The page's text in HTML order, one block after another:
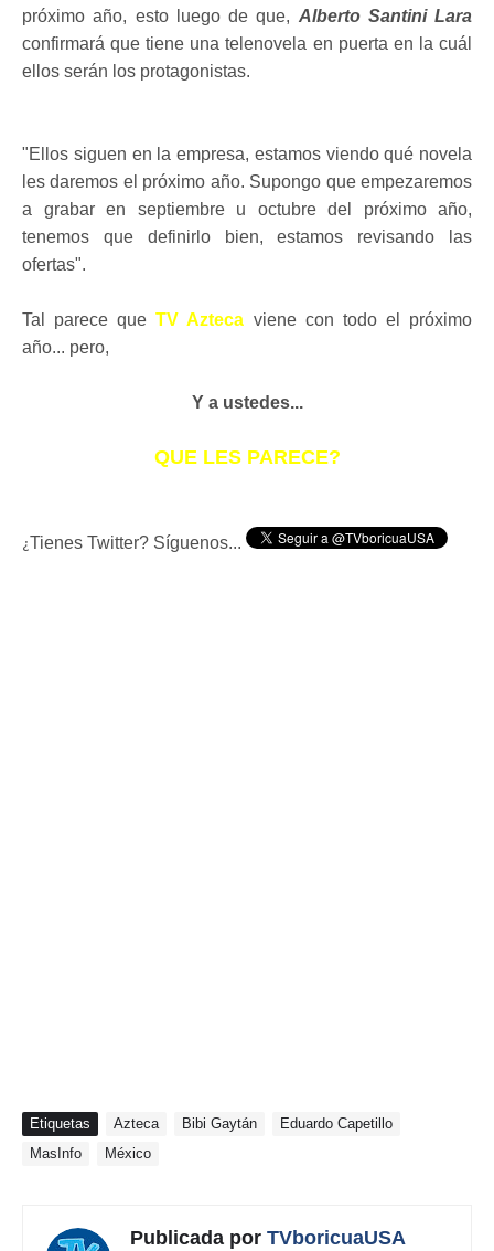
próximo año, esto luego de que, Alberto Santini Lara
confirmará que tiene una telenovela en puerta en la cuál
ellos serán los protagonistas.
"Ellos siguen en la empresa, estamos viendo qué novela
les daremos el próximo año. Supongo que empezaremos
a grabar en septiembre u octubre del próximo año,
tenemos que definirlo bien, estamos revisando las
ofertas".
Tal parece queTV Azteca viene con todo el próximo
año... pero,
Y a ustedes...
QUE LES PARECE?
¿Tienes Twitter? Síguenos...
Etiquetas Azteca Bibi Gaytán
Eduardo Capetillo
MasInfo
México
Publicada por TVboricuaUSA